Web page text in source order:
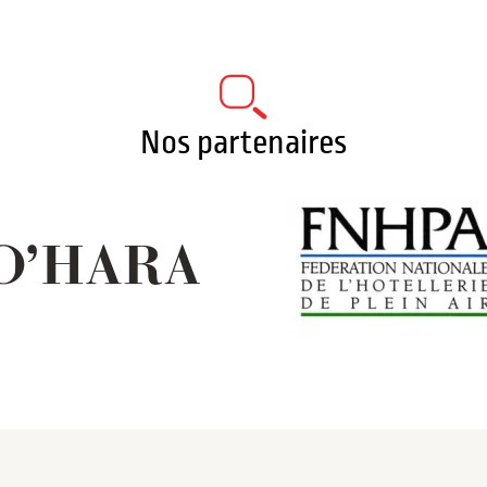
Nos partenaires